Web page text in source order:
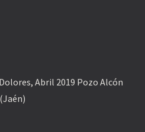
Abril 2019 Pozo Alcón
(Jaén)